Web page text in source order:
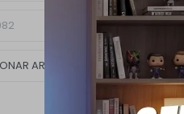
ARCHIVO